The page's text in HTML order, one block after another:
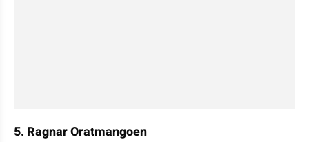
5. Ragnar Oratmangoen